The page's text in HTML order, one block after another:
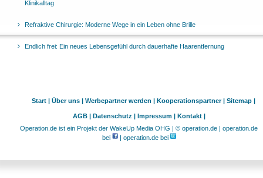
Klinikalltag
Refraktive Chirurgie: Moderne Wege in ein Leben ohne Brille
Endlich frei: Ein neues Lebensgefühl durch dauerhafte Haarentfernung
Start | Über uns | Werbepartner werden | Kooperationspartner | Sitemap |
AGB | Datenschutz | Impressum | Kontakt |
Operation.de ist ein Projekt der WakeUp Media OHG | © operation.de | operation.de
bei
| operation.de bei